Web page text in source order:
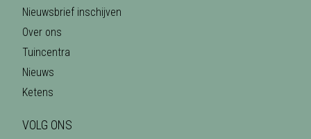
Nieuwsbrief inschijven
Over ons
Tuincentra
Nieuws
Ketens
VOLG ONS